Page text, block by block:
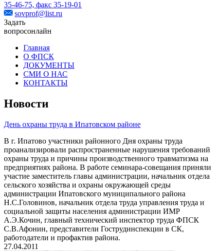
35-46-75, факс 35-19-01
sovprof@list.ru
Задать
вопросонлайн
Главная
О ФПСК
ДОКУМЕНТЫ
СМИ О НАС
КОНТАКТЫ
Новости
День охраны труда в Ипатовском районе
В г. Ипатово участники районного Дня охраны труда
проанализировали распространенные нарушения требований
охраны труда и причины производственного травматизма на
предприятиях района. В работе семинара-совещания приняли
участие заместитель главы администрации, начальник отдела
сельского хозяйства и охраны окружающей среды
администрации Ипатовского муниципального района
Н.С.Головинов, начальник отдела труда управления труда и
социальной защиты населения администрации ИМР
А.Э.Кочин, главный технический инспектор труда ФПСК
С.В.Афонин, представители Гострудинспекции в СК,
работодатели и профактив района.
27.04.2011